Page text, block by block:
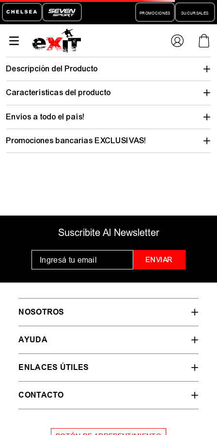
PROMOCIONES SUCURSALES
short-
No encontramos lo que buscabas…
pero hay mucho para descubrir
MUJER HOMBRE NIÑOS
35 36 37 38